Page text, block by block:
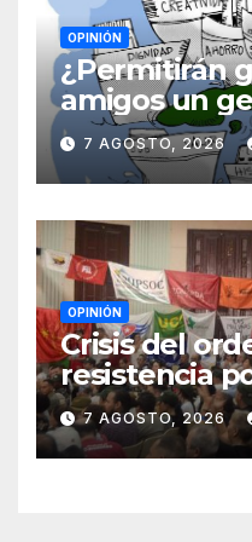
OPINIÓN
¿Permitirán
amigos un
Cuba? Por
Blanch
7 AGOSTO, 2026
OPINIÓN
Crisis del
resistencia
el inicio de la
Continental
Movimientos
7 AGOSTO, 2026